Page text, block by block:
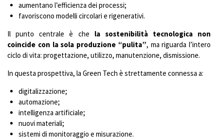
aumentano l’efficienza dei processi;
favoriscono modelli circolari e rigenerativi.
Il punto centrale è che la sostenibilità tecnologica non
coincide con la sola produzione “pulita”, ma riguarda l’intero
ciclo di vita: progettazione, utilizzo, manutenzione, dismissione.
In questa prospettiva, la Green Tech è strettamente connessa a:
digitalizzazione;
automazione;
intelligenza artificiale;
nuovi materiali;
sistemi di monitoraggio e misurazione.